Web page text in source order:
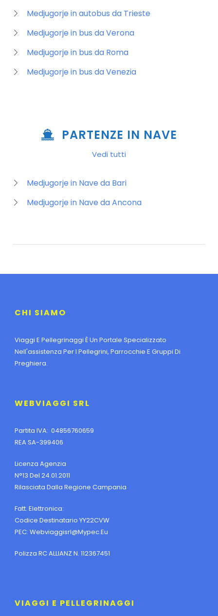
Medjugorje in autobus da Trieste
Medjugorje in bus da Verona
Medjugorje in bus da Roma
Medjugorje in bus da Venezia
PARTENZE IN NAVE
Vedi tutti
Medjugorje in Nave da Bari
Medjugorje in Nave da Ancona
CHI SIAMO
Viaggi E Pellegrinaggi È Un Portale Specializzato
Nell'assistenza Per I Pellegrini, Parrocchie E Gruppi Di
Preghiera.
WEBVIAGGI SRL
Partita IVA: 04856760659
REA SA-399406
Licenza Agenzia
N°13 Del 24.01.2011
Rilasciata Dalla Regione Campania
Fatt. Elettronica:
Codice Destinatario YY22CVW
PEC: Webviaggisrl@mypec.eu
Polizza RC ALLIANZ N. 112367451
VIAGGI E PELLEGRINAGGI